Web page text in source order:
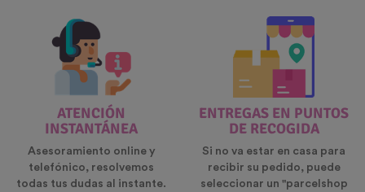
ATENCIÓN
INSTANTÁNEA
Asesoramiento online y
telefónico, resolvemos
todas tus dudas al instante.
ENTREGAS EN PUNTOS
DE RECOGIDA
Si no va estar en casa para
recibir su pedido, puede
seleccionar un "parcelshop